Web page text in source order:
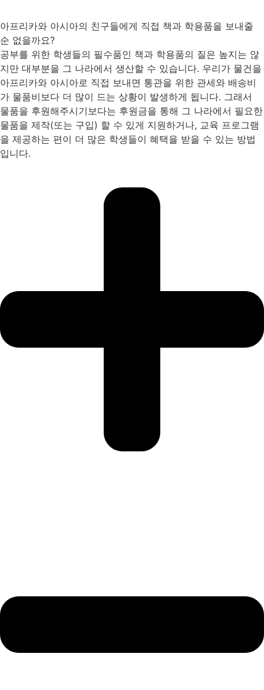
아프리카와 아시아의 친구들에게 직접 책과 학용품을 보내줄
순 없을까요?
공부를 위한 학생들의 필수품인 책과 학용품의 질은 높지는 않
지만 대부분을 그 나라에서 생산할 수 있습니다. 우리가 물건을
아프리카와 아시아로 직접 보내면 통관을 위한 관세와 배송비
가 물품비보다 더 많이 드는 상황이 발생하게 됩니다. 그래서
물품을 후원해주시기보다는 후원금을 통해 그 나라에서 필요한
물품을 제작(또는 구입) 할 수 있게 지원하거나, 교육 프로그램
을 제공하는 편이 더 많은 학생들이 혜택을 받을 수 있는 방법
입니다.